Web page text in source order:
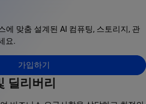
에 맞춤 설계된 AI 컴퓨팅, 스토리지, 관
요.
가입하기
딜리버리